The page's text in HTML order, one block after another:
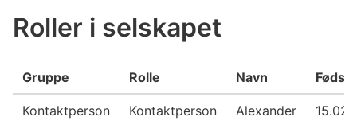
Roller i selskapet
Gruppe Rolle Navn
Kontaktperson Kontaktperson
Alexander